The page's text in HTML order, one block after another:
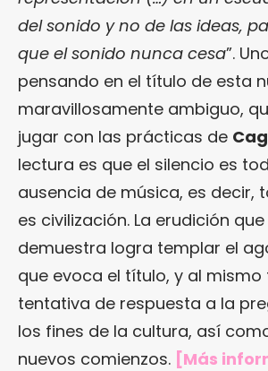
del sonido y no de las ideas,
que el sonido nunca cesa”.
pensando en el título de esta
maravillosamente ambiguo,
jugar con las prácticas de
lectura es que el silencio es
ausencia de música, es decir,
es civilización. La erudición
demuestra logra templar el
que evoca el título, y al mismo
tentativa de respuesta a la
los fines de la cultura, así
nuevos comienzos. [Más